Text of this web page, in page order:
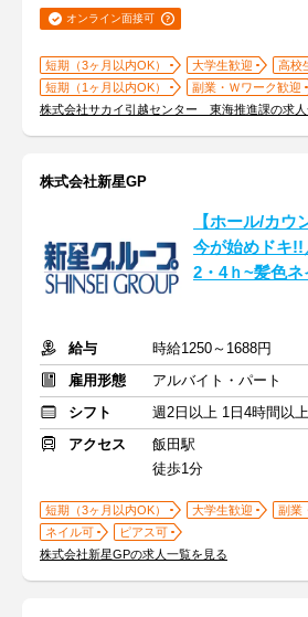
オンライン面接可
短期（3ヶ月以内OK） 大学生歓迎
高校
短期（1ヶ月以内OK）
副業・Ｗワーク歓迎
株式会社サカイ引越センター 東海推進課の求人
株式会社新星GP
【ホール/カウ
今が始めドキ!!
2・4ｈ~髪色ネ
給与
時給1250～1688円
雇用形態
アルバイト・パート
シフト
週2日以上 1日4時間以上
アクセス
飯田駅
徒歩1分
短期（3ヶ月以内OK） 大学生歓迎
副業
ネイル可
ピアス可
株式会社新星GPの求人一覧を見る